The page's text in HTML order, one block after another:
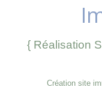
{ Réalisation
Création site